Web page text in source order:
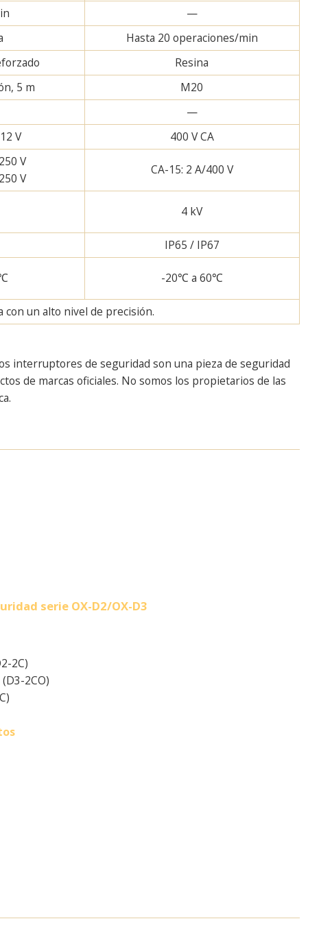
—
Hasta 20 operaciones/min
Resina
5 m
M20
—
V
400 V CA
V
V
CA-15: 2 A/400 V
4 kV
IP65 / IP67
-20℃ a 60℃
con un alto nivel de precisión.
interruptores de seguridad son una pieza de seguridad
de marcas oficiales. No somos los propietarios de las
serie OX-D2/OX-D3
2C)
2CO)